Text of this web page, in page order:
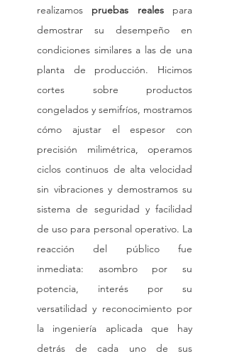
realizamos pruebas reales para
demostrar su desempeño en
condiciones similares a las de una
planta de producción. Hicimos
cortes sobre productos
congelados y semifríos, mostramos
cómo ajustar el espesor con
precisión milimétrica, operamos
ciclos continuos de alta velocidad
sin vibraciones y demostramos su
sistema de seguridad y facilidad
de uso para personal operativo. La
reacción del público fue
inmediata: asombro por su
potencia, interés por su
versatilidad y reconocimiento por
la ingeniería aplicada que hay
detrás de cada uno de sus